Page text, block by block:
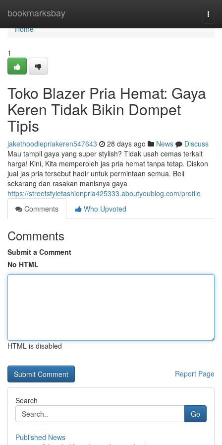
bookmarksbay
Home
Home
1
Toko Blazer Pria Hemat: Gaya
Keren Tidak Bikin Dompet
Tipis
jakethoodiepriakeren547643 28 days ago News
Discuss
Mau tampil gaya yang super stylish? Tidak usah cemas terkait
harga! Kini, Kita memperoleh jas pria hemat tanpa tetap. Diskon
jual jas pria tersebut hadir untuk permintaan semua. Beli
sekarang dan rasakan manisnya gaya
https://streetstylefashionpria425333.aboutyoublog.com/profile
Comments
Who Upvoted
Comments
Submit a Comment
No HTML
HTML is disabled
Report Page
Search
Go
Published News